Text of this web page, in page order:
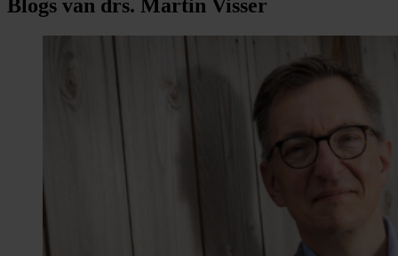
Blogs van drs. Martin Visser